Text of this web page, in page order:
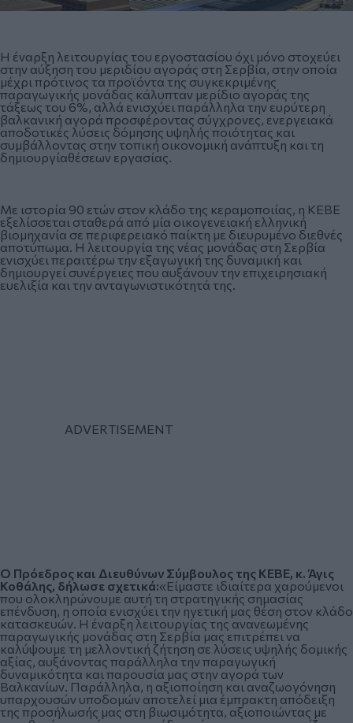
Η έναρξη λειτουργίας του εργοστασίου όχι μόνο στοχεύει
στην αύξηση του μεριδίου αγοράς στη Σερβία, στην οποία
μέχρι πρότινος τα προϊόντα της συγκεκριμένης
παραγωγικής μονάδας κάλυπταν μερίδιο αγοράς της
τάξεως του 6%, αλλά ενισχύει παράλληλα την ευρύτερη
βαλκανική αγορά προσφέροντας σύγχρονες, ενεργειακά
αποδοτικές λύσεις δόμησης υψηλής ποιότητας και
συμβάλλοντας στην τοπική οικονομική ανάπτυξη και τη
δημιουργίαθέσεων εργασίας.
Με ιστορία 90 ετών στον κλάδο της κεραμοποιίας, η ΚΕΒΕ
εξελίσσεται σταθερά από μία οικογενειακή ελληνική
βιομηχανία σε περιφερειακό παίκτη με διευρυμένο διεθνές
αποτύπωμα. Η λειτουργία της νέας μονάδας στη Σερβία
ενισχύει περαιτέρω την εξαγωγική της δυναμική και
δημιουργεί συνέργειες που αυξάνουν την επιχειρησιακή
ευελιξία και την ανταγωνιστικότητά της.
Ο Πρόεδρος και Διευθύνων Σύμβουλος της ΚΕΒΕ, κ. Άγις
Κοθάλης, δήλωσε σχετικά:«Είμαστε ιδιαίτερα χαρούμενοι
που ολοκληρώνουμε αυτή τη στρατηγικής σημασίας
επένδυση, η οποία ενισχύει την ηγετική μας θέση στον κλάδο
κατασκευών. Η έναρξη λειτουργίας της ανανεωμένης
παραγωγικής μονάδας στη Σερβία μας επιτρέπει να
καλύψουμε τη μελλοντική ζήτηση σε λύσεις υψηλής δομικής
αξίας, αυξάνοντας παράλληλα την παραγωγική
δυναμικότητα και παρουσία μας στην αγορά των
Βαλκανίων. Παράλληλα, η αξιοποίηση και αναζωογόνηση
υπαρχουσών υποδομών αποτελεί μια έμπρακτη απόδειξη
της προσήλωσής μας στη βιωσιμότητα, αξιοποιώντας με